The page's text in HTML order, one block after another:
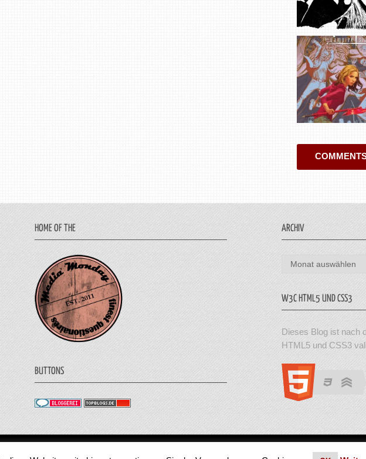
HOME OF THE
BUTTONS
ARCHIV
Archiv
W3C HTML5 UND CSS3
Dieses Blog ist nach
HTML5 und CSS3
© 2011 - 2018 Medienjournal. Alle Rechte vorbehalten. Theme von MyThemeShop.